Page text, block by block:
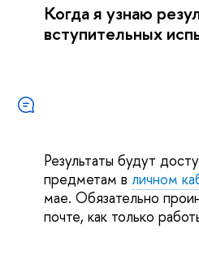
Когда я узнаю
вступительных
Результаты будут
предметам в личном
мае. Обязательно
почте, как только